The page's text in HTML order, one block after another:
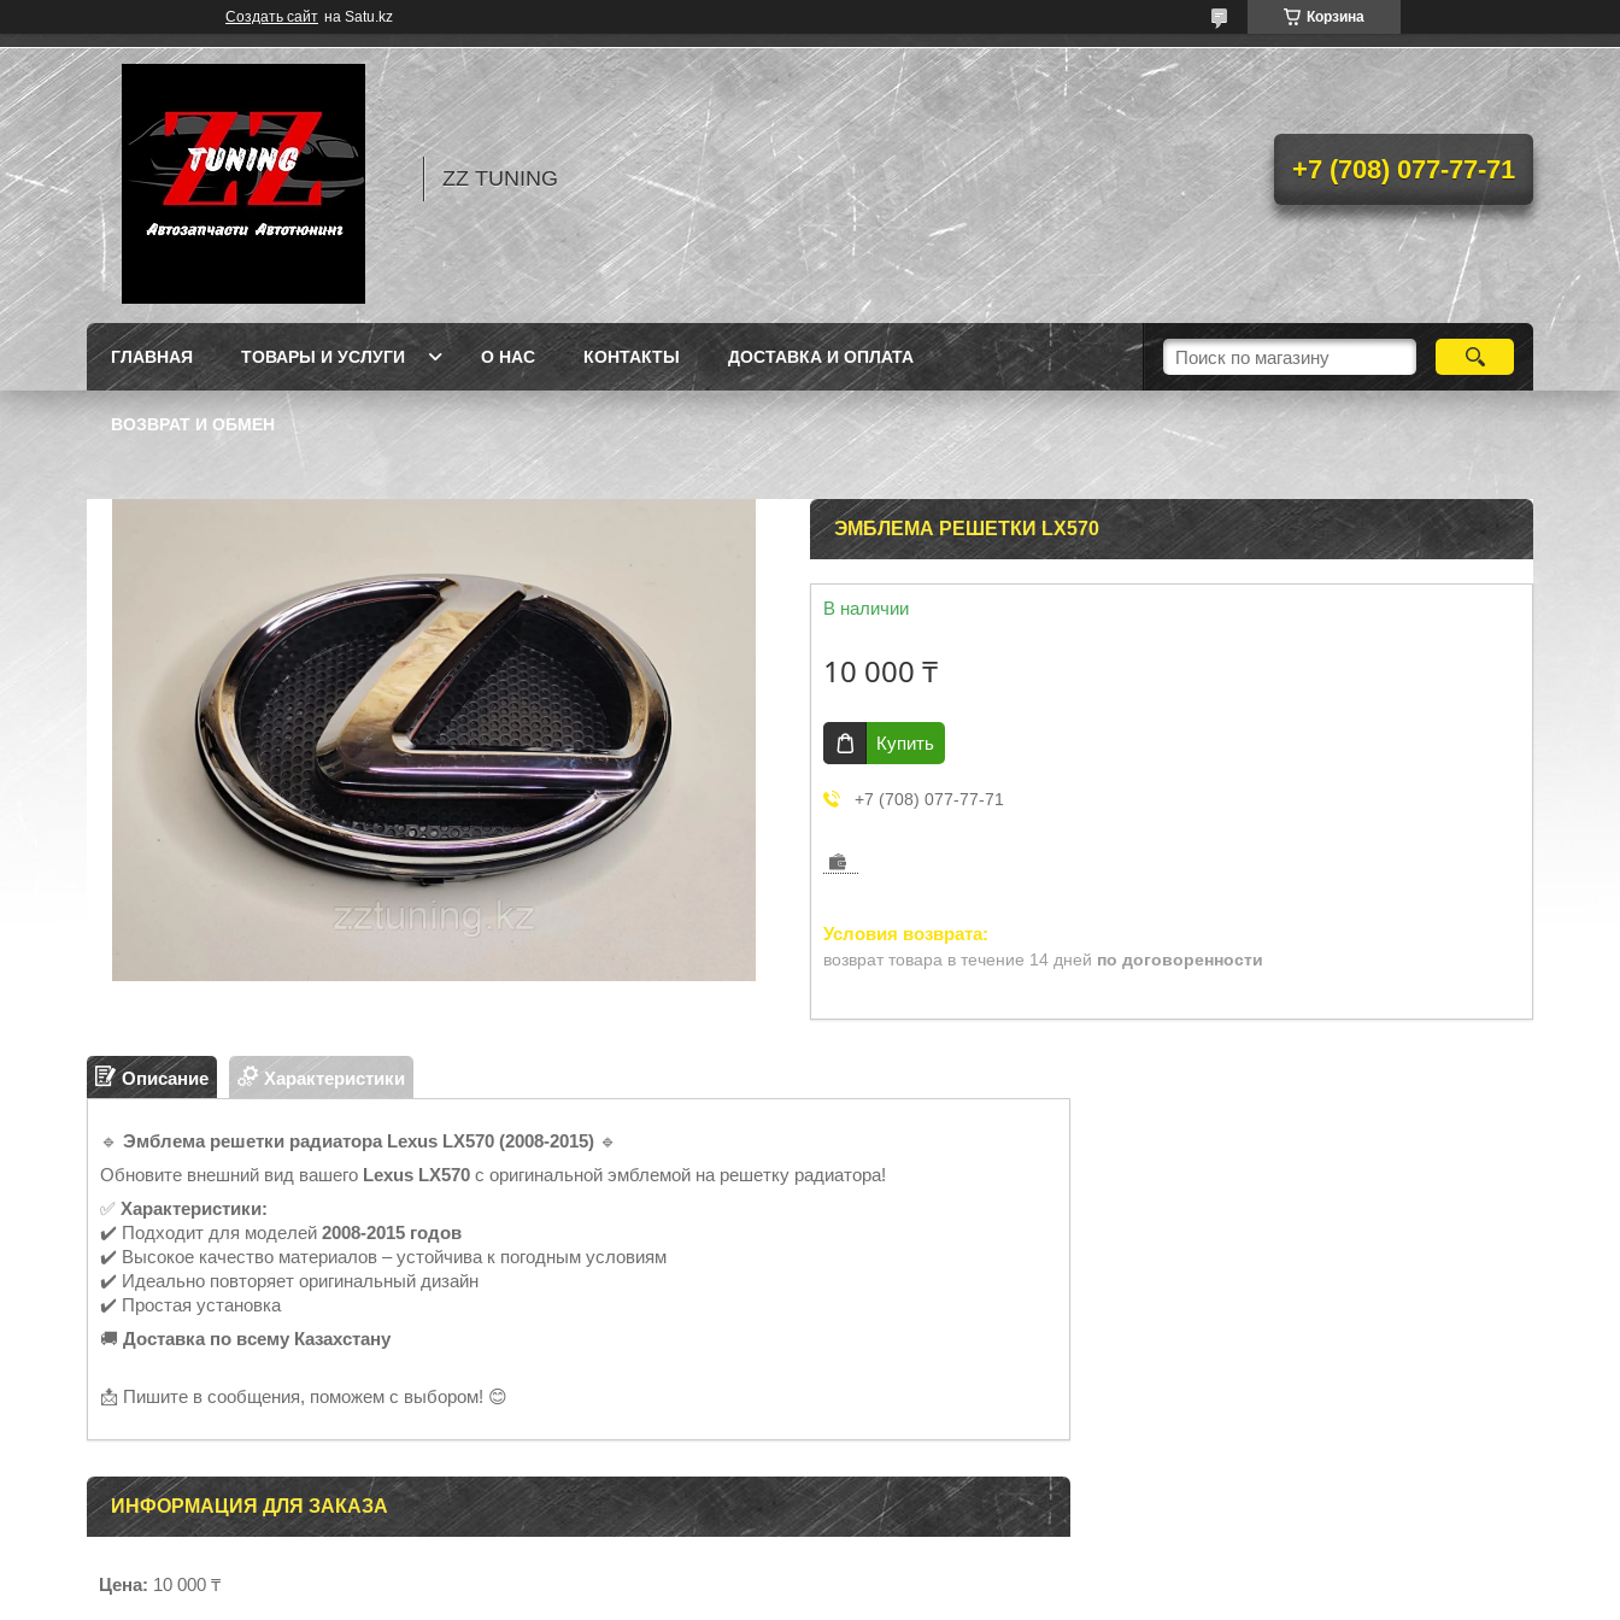
Создать сайт на Satu.kz Корзина
ZZ TUNING +7 (708) 077-77-71
ГЛАВНАЯ ТОВАРЫ И УСЛУГИ О НАС КОНТАКТЫ ДОСТАВКА И ОПЛАТА
ВОЗВРАТ И ОБМЕН
ЭМБЛЕМА РЕШЕТКИ LX570
В наличии
10 000 ₸
Купить
+7 (708) 077-77-71
возврат товара в течение 14 дней по договоренности
Описание Характеристики
🔹 Эмблема решетки радиатора Lexus LX570 (2008-2015) 🔹
Обновите внешний вид вашего Lexus LX570 с оригинальной эмблемой на решетку радиатора!
✅ Характеристики:
✔️ Подходит для моделей 2008-2015 годов
✔️ Высокое качество материалов – устойчива к погодным условиям
✔️ Идеально повторяет оригинальный дизайн
✔️ Простая установка
🚚 Доставка по всему Казахстану
📩 Пишите в сообщения, поможем с выбором! 😊
ИНФОРМАЦИЯ ДЛЯ ЗАКАЗА
Цена: 10 000 ₸